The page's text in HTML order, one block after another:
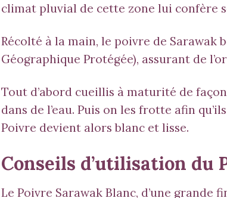
climat pluvial de cette zone lui confère
Récolté à la main, le poivre de Sarawak
Géographique Protégée), assurant de
Tout d’abord cueillis à maturité de
dans de l’eau. Puis on les frotte afin
Poivre devient alors blanc et lisse.
Conseils d’utilisation du
Le Poivre Sarawak Blanc, d’une grande